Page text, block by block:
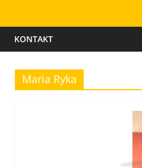
KONTAKT
Maria Ryka